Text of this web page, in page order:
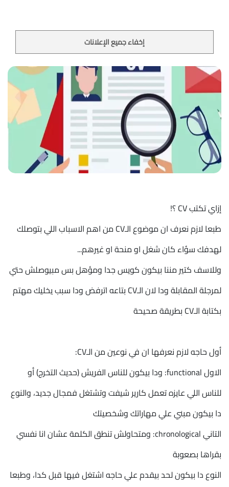
إخفاء جميع الإعلانات
إزاي تكتب CV ؟!
طبعا لازم نعرف ان موضوع الـCV من اهم الاسباب اللي بتوصلك
لهدفك سؤاء كان شغل او منحة او غيرهم...
وللاسف كتير مننا بيكون كويس جدا ومؤهل بس مبيوصلش حتي
لمرجلة المقابلة ودا لان الـCV بتاعه اترفض ودا سبب يخليك مهتم
بكتابة الـCV بطريقة صحيحة
أول حاجه لازم نعرفها ان في نوعين من الـCV:
الاول functional: ودا بيكون للناس الفريش (حديث التخرج) أو
للناس اللي عايزه تعمل كارير شيفت وتشتغل فمجال جديد، والنوع
دا بيكون مبني علي مهاراتك وشخصيتك
التاني chronological: ومتحاولش تنطق الكلمة عشان انا نفسي
بقراها بصعوبة
النوع دا بيكون لحد بيقدم علي حاجه اشتغل فيها قبل كدا، وطبعا